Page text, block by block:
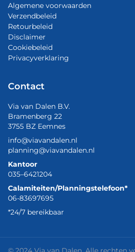
Algemene voorwaarden
Verzendbeleid
Retourbeleid
Disclaimer
Cookiebeleid
Privacyverklaring
Contact
Via van Dalen B.V.
Bramenberg 22
3755 BZ Eemnes
info@viavandalen.nl
planning@viavandalen.nl
Kantoor
035–6421204
Calamiteiten/Planningstelefoon*
06-83697695
*24/7 bereikbaar